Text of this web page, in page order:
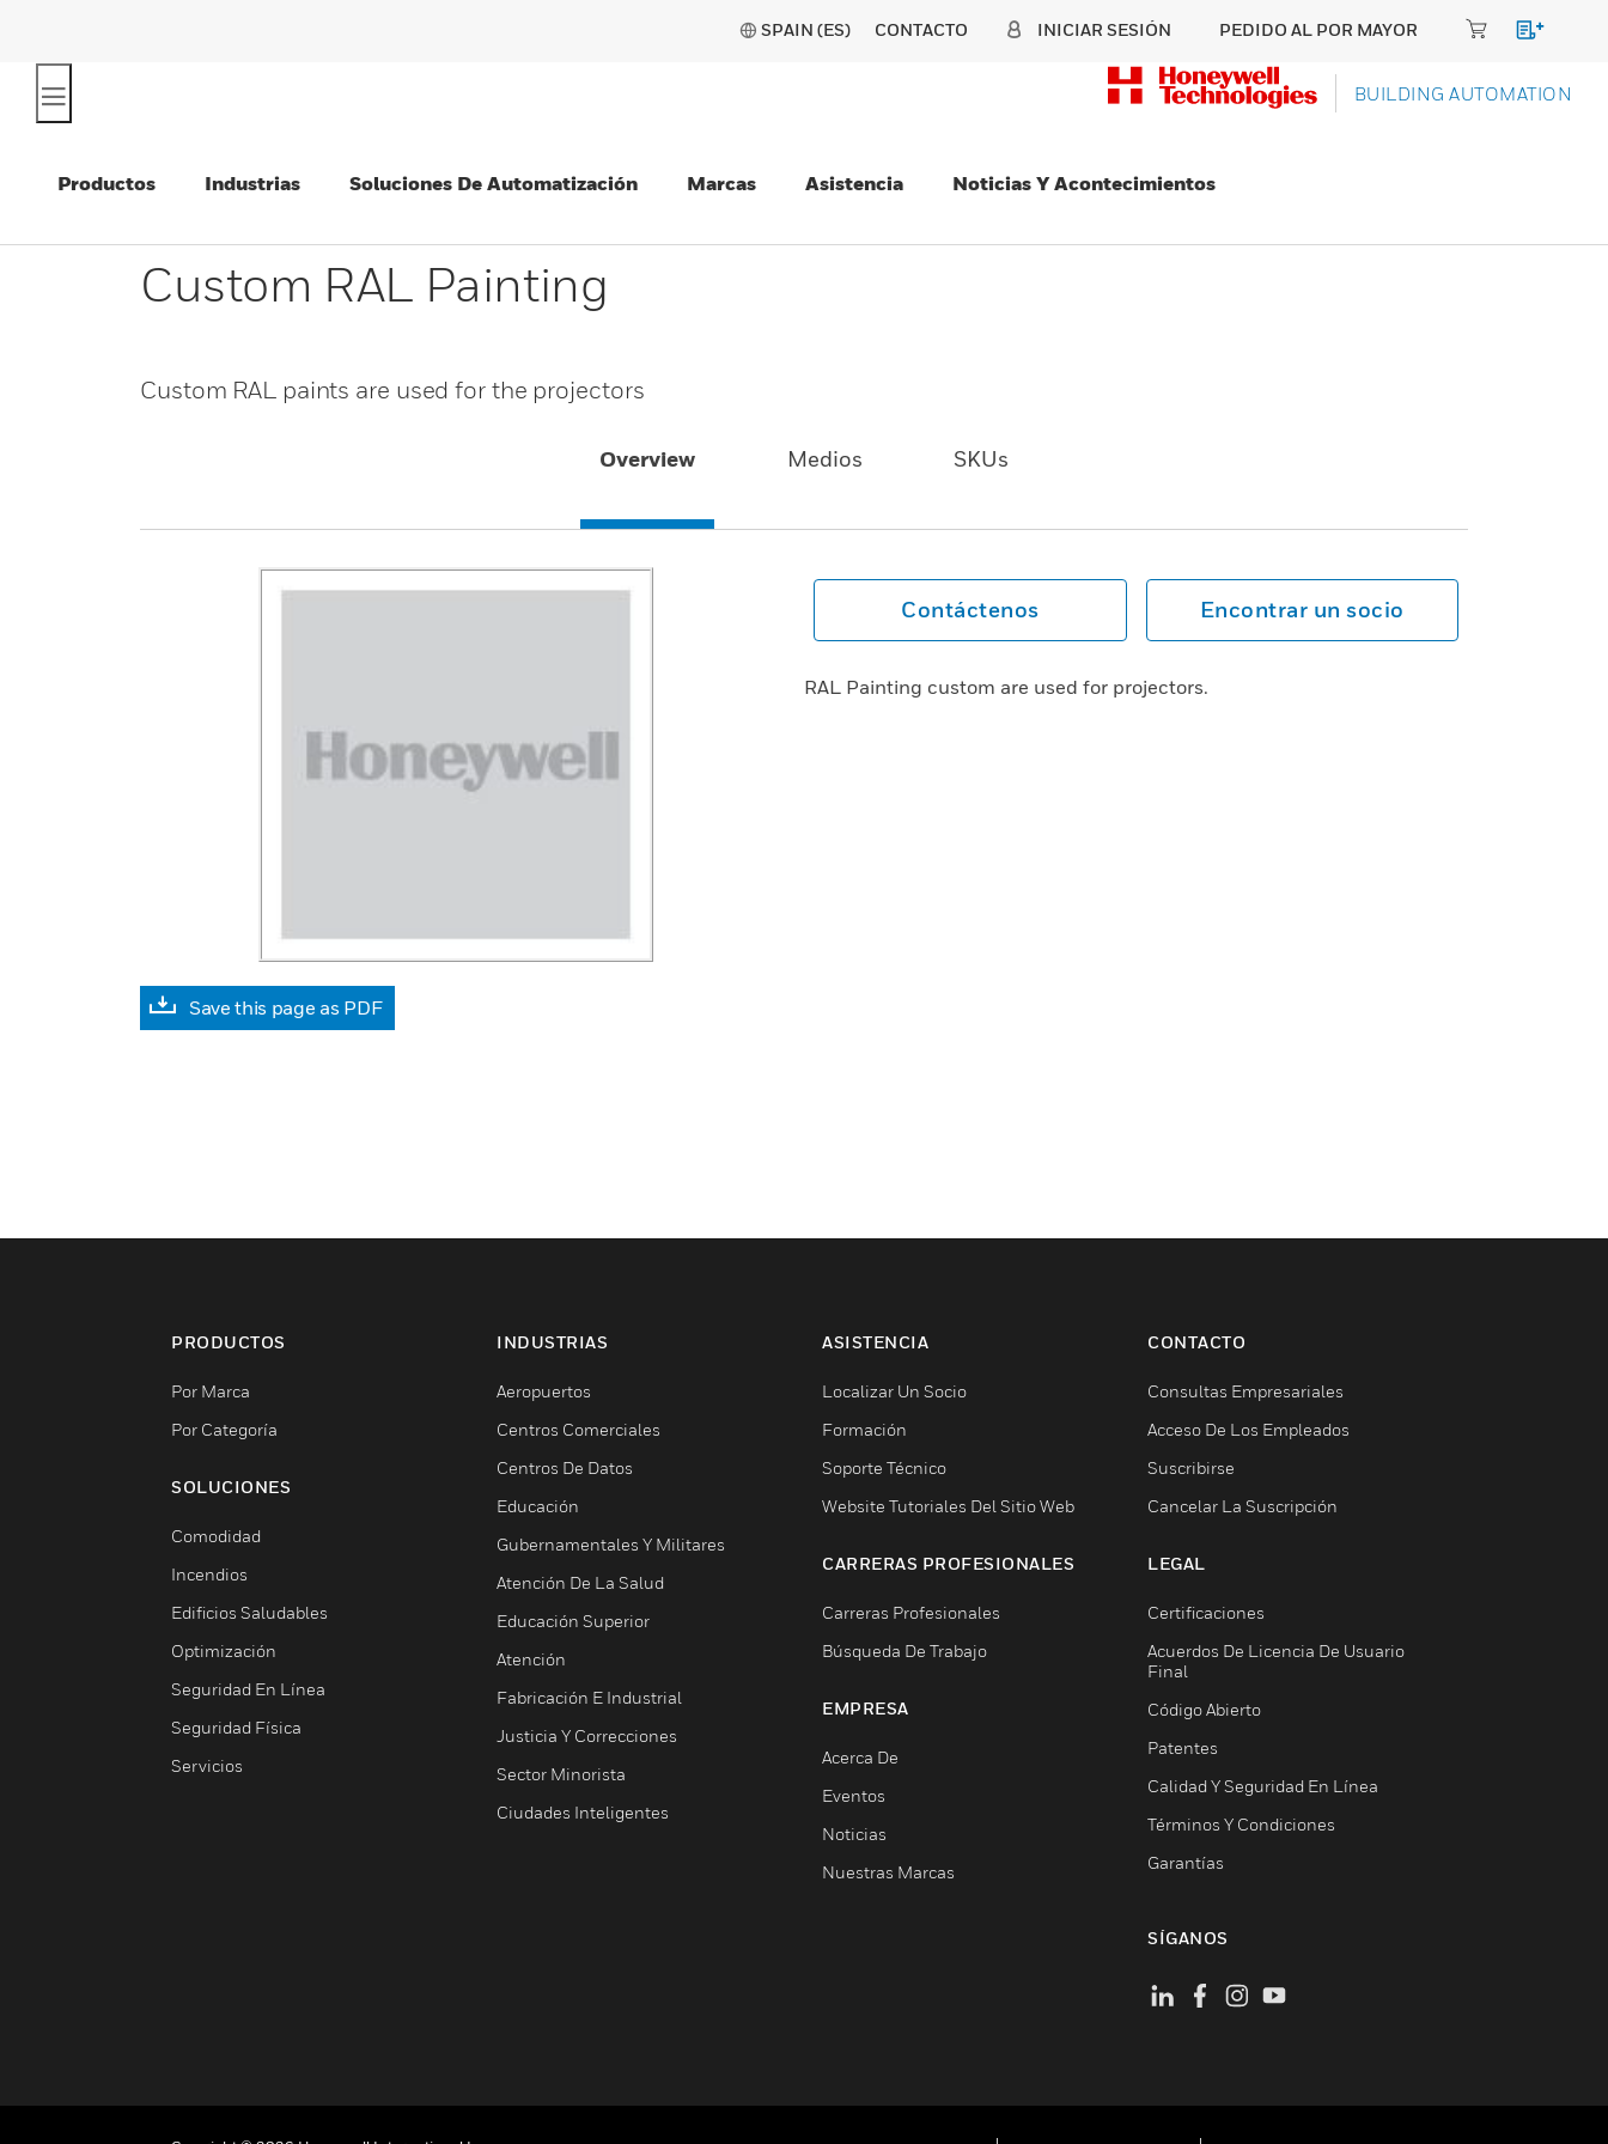
SPAIN (ES) CONTACTO INICIAR SESIÓN PEDIDO AL POR MAYOR
BUILDING AUTOMATION
Productos Industrias Soluciones De Automatización Marcas Asistencia Noticias Y Acontecimientos
Custom RAL Painting
Custom RAL paints are used for the projectors
Overview Medios SKUs
Save this page as PDF
Contáctenos Encontrar un socio
RAL Painting custom are used for projectors.
PRODUCTOS
Por Marca
Por Categoría
SOLUCIONES
Comodidad
Incendios
Edificios Saludables
Optimización
Seguridad En Línea
Seguridad Física
Servicios
INDUSTRIAS
Aeropuertos
Centros Comerciales
Centros De Datos
Educación
Gubernamentales Y Militares
Atención De La Salud
Educación Superior
Atención
Fabricación E Industrial
Justicia Y Correcciones
Sector Minorista
Ciudades Inteligentes
ASISTENCIA
Localizar Un Socio
Formación
Soporte Técnico
Website Tutoriales Del Sitio Web
CARRERAS PROFESIONALES
Carreras Profesionales
Búsqueda De Trabajo
EMPRESA
Acerca De
Eventos
Noticias
Nuestras Marcas
CONTACTO
Consultas Empresariales
Acceso De Los Empleados
Suscribirse
Cancelar La Suscripción
LEGAL
Certificaciones
Acuerdos De Licencia De Usuario
Final
Código Abierto
Patentes
Calidad Y Seguridad En Línea
Términos Y Condiciones
Garantías
SÍGANOS